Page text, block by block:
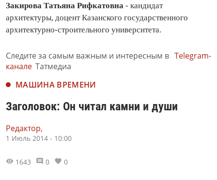
Закирова Татьяна Рифкатовна - кандидат
архитектуры, доцент Казанского государственного
архитектурно-строительного университета.
Следите за самым важным и интересным в Telegram-
канале Татмедиа
МАШИНА ВРЕМЕНИ
Заголовок: Он читал камни и души
Редактор,
1 Июль 2014 - 10:00
1643 0 0